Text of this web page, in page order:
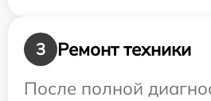
3
Ремонт техники
После полной